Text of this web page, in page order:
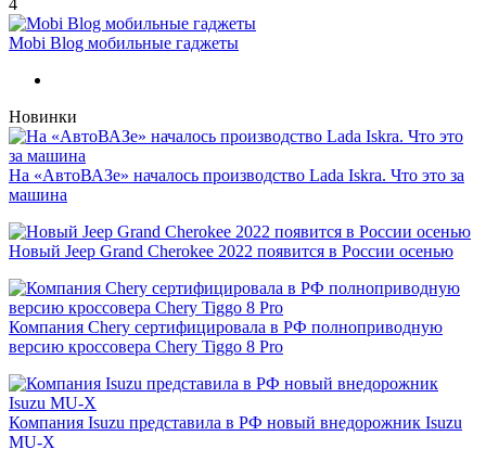
Mobi Blog мобильные гаджеты
Новинки
На «АвтоВАЗе» началось производство Lada Iskra. Что это за
машина
Новый Jeep Grand Cherokee 2022 появится в России осенью
Компания Chery сертифицировала в РФ полноприводную
версию кроссовера Chery Tiggo 8 Pro
Компания Isuzu представила в РФ новый внедорожник Isuzu
MU-X